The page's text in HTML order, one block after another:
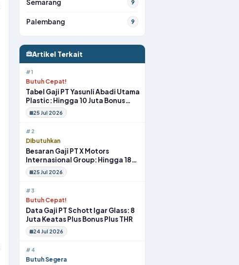
Semarang 9
Palembang 9
Artikel Terkait
#1
Butuh Cepat!
Tabel Gaji PT Yasunli Abadi Utama
Plastic: Hingga 10 Juta Bonus
Melimpah Lengkap Tunjangan
25 Jul 2026
#2
Dibutuhkan
Besaran Gaji PT X Motors
Internasional Group: Hingga 18
Juta Gym Membership Makan
Siang
25 Jul 2026
#3
Butuh Cepat!
Data Gaji PT Schott Igar Glass: 8
Juta Keatas Plus Bonus Plus THR
24 Jul 2026
#4
Butuh Segera